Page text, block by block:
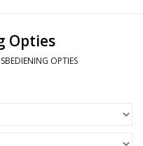
Opties
OPTIES